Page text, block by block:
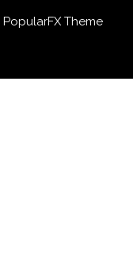
PopularFX Theme